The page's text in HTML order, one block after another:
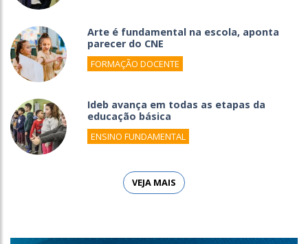
Arte é fundamental na escola, aponta
parecer do CNE
FORMAÇÃO DOCENTE
Ideb avança em todas as etapas da
educação básica
ENSINO FUNDAMENTAL
VEJA MAIS